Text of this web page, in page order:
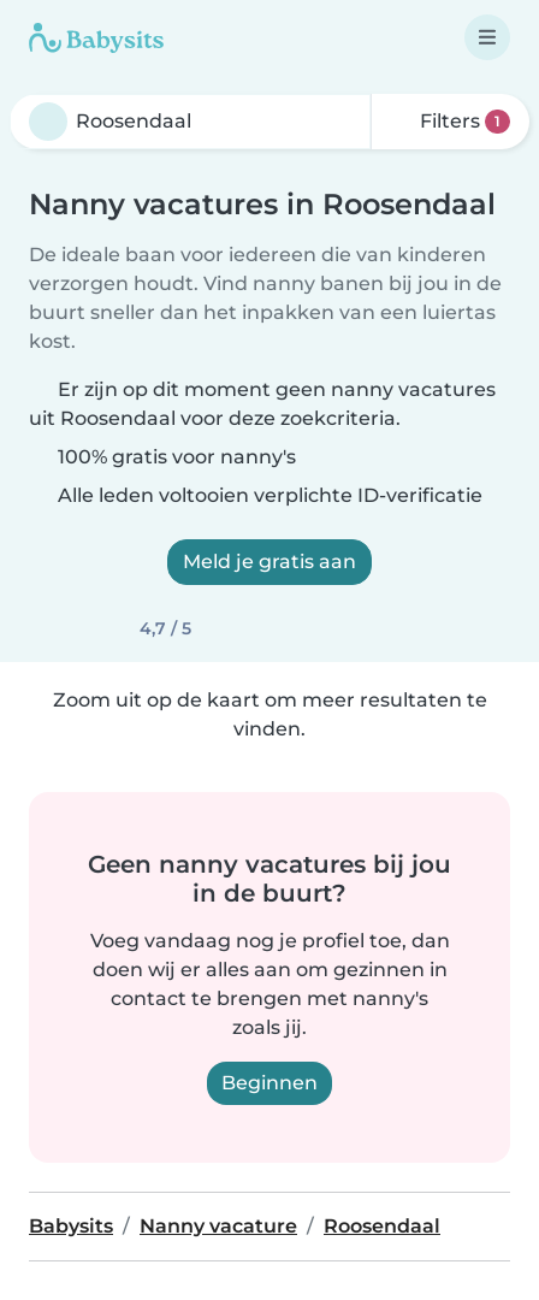
Filters 1
Nanny vacatures in Roosendaal
De ideale baan voor iedereen die van kinderen
verzorgen houdt. Vind nanny banen bij jou in de
buurt sneller dan het inpakken van een luiertas
kost.
Er zijn op dit moment geen nanny vacatures
uit Roosendaal voor deze zoekcriteria.
100% gratis voor nanny's
Alle leden voltooien verplichte ID-verificatie
Meld je gratis aan
4,7 / 5
Zoom uit op de kaart om meer resultaten te
vinden.
Geen nanny vacatures bij jou
in de buurt?
Voeg vandaag nog je profiel toe, dan
doen wij er alles aan om gezinnen in
contact te brengen met nanny's
zoals jij.
Beginnen
Babysits Nanny vacature Roosendaal